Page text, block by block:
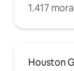
1.417
Houston